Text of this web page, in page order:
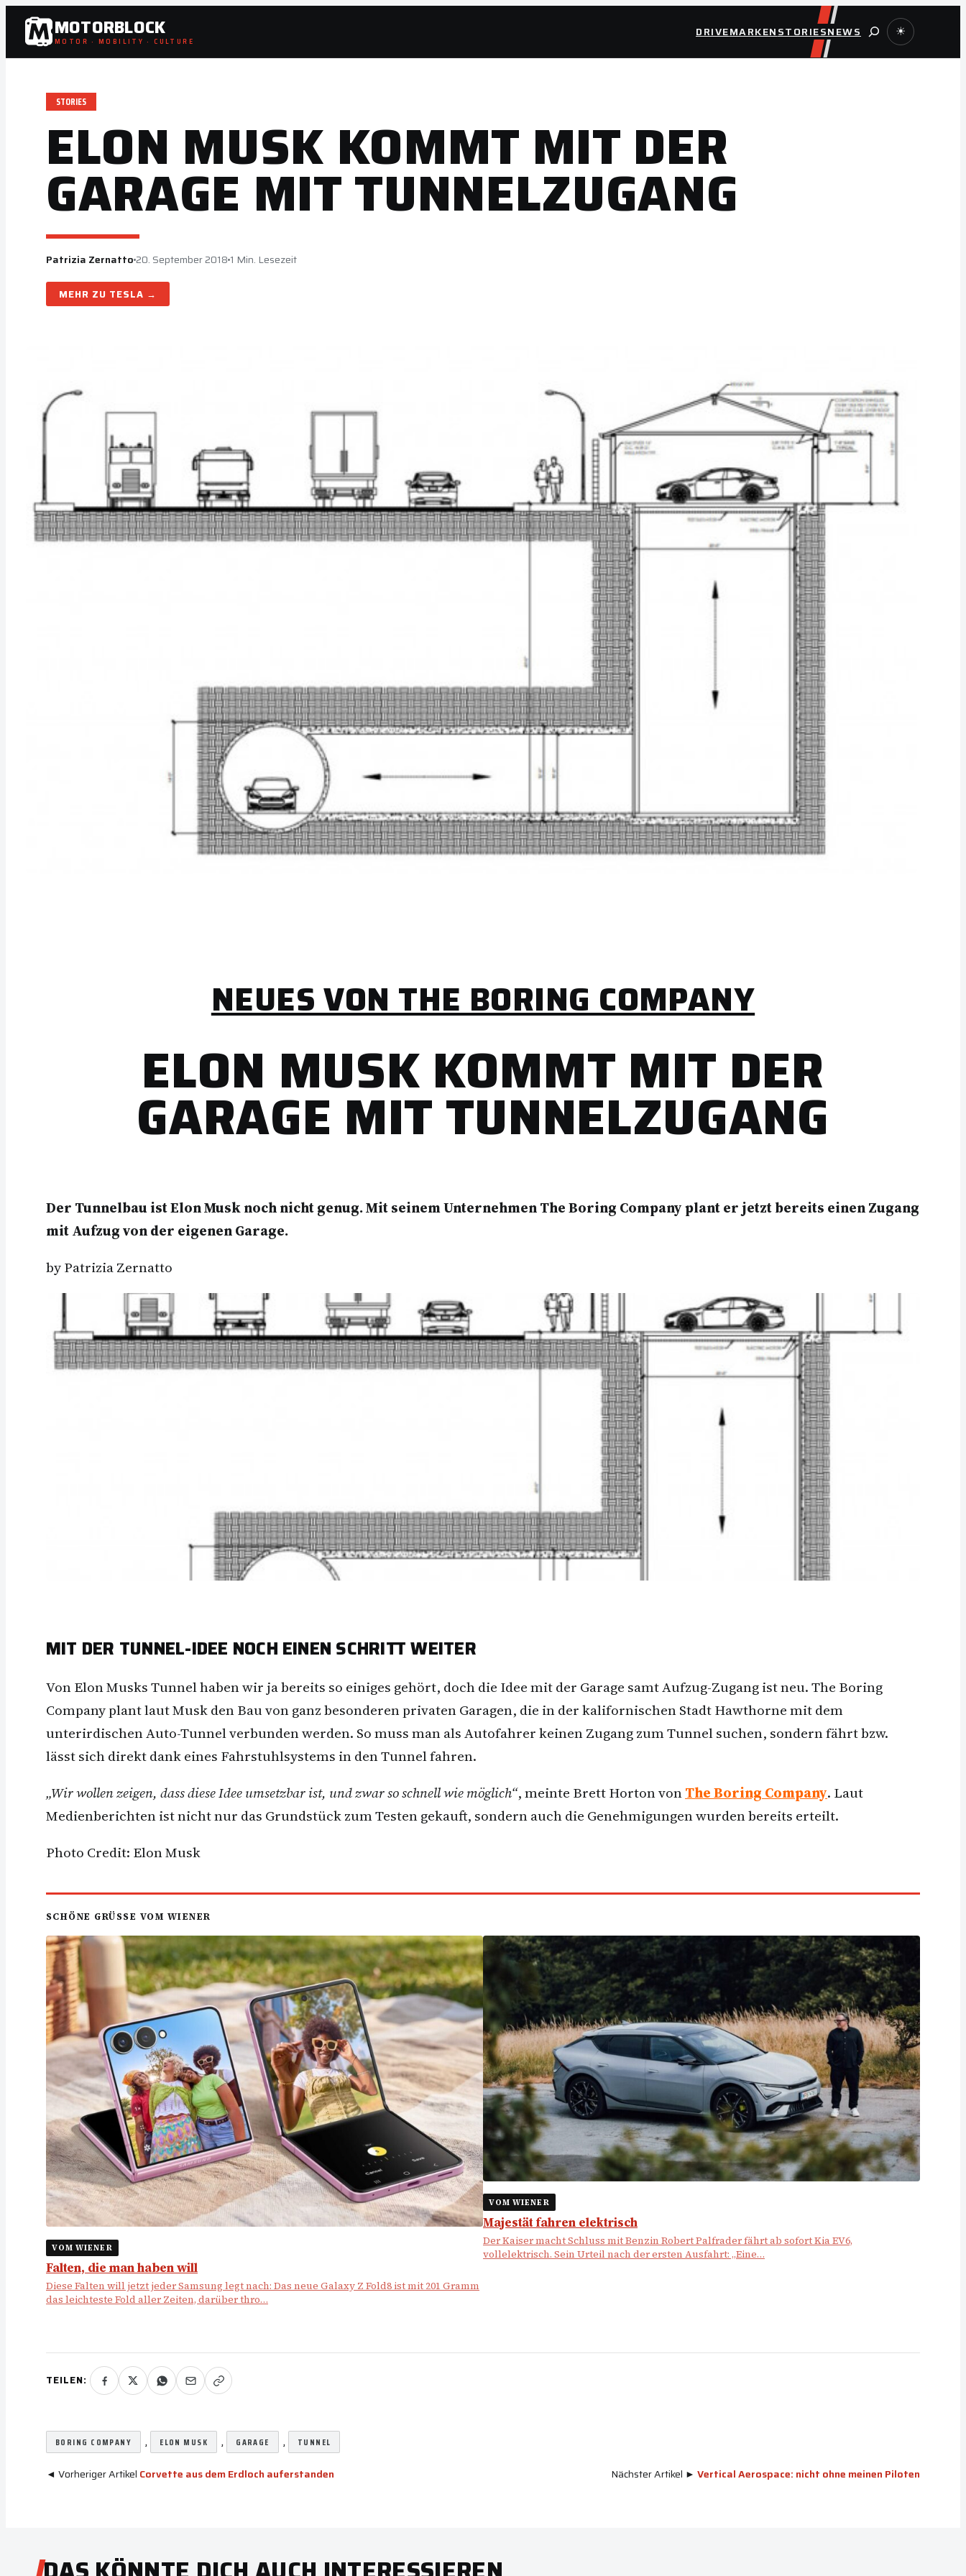
Zum
Inhalt
springen
MOTORBLOCK
MOTOR · MOBILITY · CULTURE
DRIVEMARKENSTORIESNEWSSuche ☀
STORIES
ELON MUSK KOMMT MIT DER
GARAGE MIT TUNNELZUGANG
Patrizia Zernatto20. September 2018 1 Min. Lesezeit
TESLA
NEUES VON THE BORING COMPANY
ELON MUSK KOMMT MIT DER
GARAGE MIT TUNNELZUGANG
Der Tunnelbau ist Elon Musk noch nicht genug. Mit seinem Unternehmen The Boring Company plant er jetzt bereits einen Zugang
mit Aufzug von der eigenen Garage.
by Patrizia Zernatto
MIT DER TUNNEL-IDEE NOCH EINEN SCHRITT WEITER
Von Elon Musks Tunnel haben wir ja bereits so einiges gehört, doch die Idee mit der Garage samt Aufzug-Zugang ist neu. The Boring
Company plant laut Musk den Bau von ganz besonderen privaten Garagen, die in der kalifornischen Stadt Hawthorne mit dem
unterirdischen Auto-Tunnel verbunden werden. So muss man als Autofahrer keinen Zugang zum Tunnel suchen, sondern fährt bzw.
lässt sich direkt dank eines Fahrstuhlsystems in den Tunnel fahren.
„Wir wollen zeigen, dass diese Idee umsetzbar ist, und zwar so schnell wie möglich“, meinte Brett Horton vonThe Boring Company. Laut
Medienberichten ist nicht nur das Grundstück zum Testen gekauft, sondern auch die Genehmigungen wurden bereits erteilt.
Photo Credit: Elon Musk
SCHÖNE GRÜSSE VOM WIENER
VOM WIENER
Falten, die man haben will
Diese Falten will jetzt jeder Samsung legt nach: Das neue Galaxy Z Fold8 ist mit 201 Gramm
das leichteste Fold aller Zeiten, darüber thro…
VOM WIENER
Majestät fahren elektrisch
Der Kaiser macht Schluss mit Benzin Robert Palfrader fährt ab sofort Kia EV6,
vollelektrisch. Sein Urteil nach der ersten Ausfahrt: „Eine…
TEILEN:
BORING COMPANY , ELON MUSK , GARAGE , TUNNEL
◄ Vorheriger Artikel Corvette aus dem Erdloch auferstanden Nächster Artikel ► Vertical Aerospace: nicht ohne meinen Piloten